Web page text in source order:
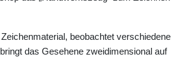
beobachtet verschiedene
das Gesehene zweidimensional auf